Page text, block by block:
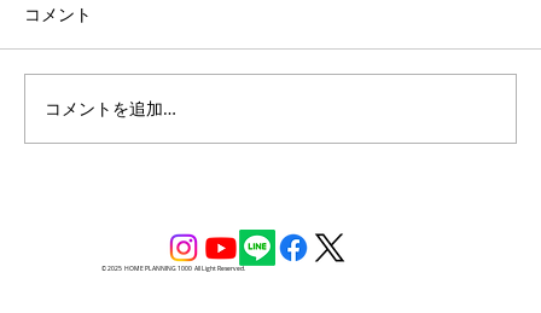
コメント
コメントを追加…
© 2025 HOME PLANNING 1000 All Light Reserved.